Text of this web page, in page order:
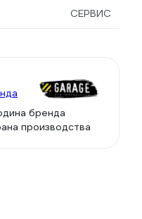
СЕРВИС
бренда
производства